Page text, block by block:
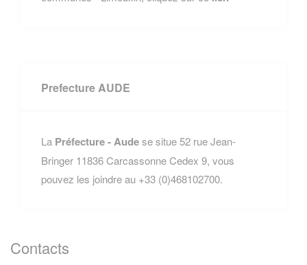
Prefecture AUDE
La Préfecture - Audese situe 52 rue Jean-
Bringer 11836 Carcassonne Cedex 9, vous
pouvez les joindre au +33 (0)468102700.
Contacts